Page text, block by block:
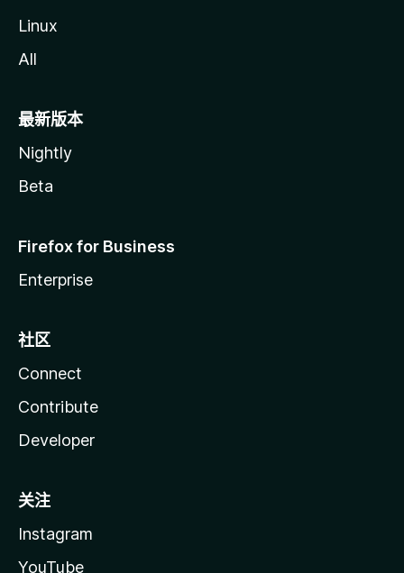
Linux
All
最新版本
Nightly
Beta
Firefox for Business
Enterprise
社区
Connect
Contribute
Developer
关注
Instagram
YouTube